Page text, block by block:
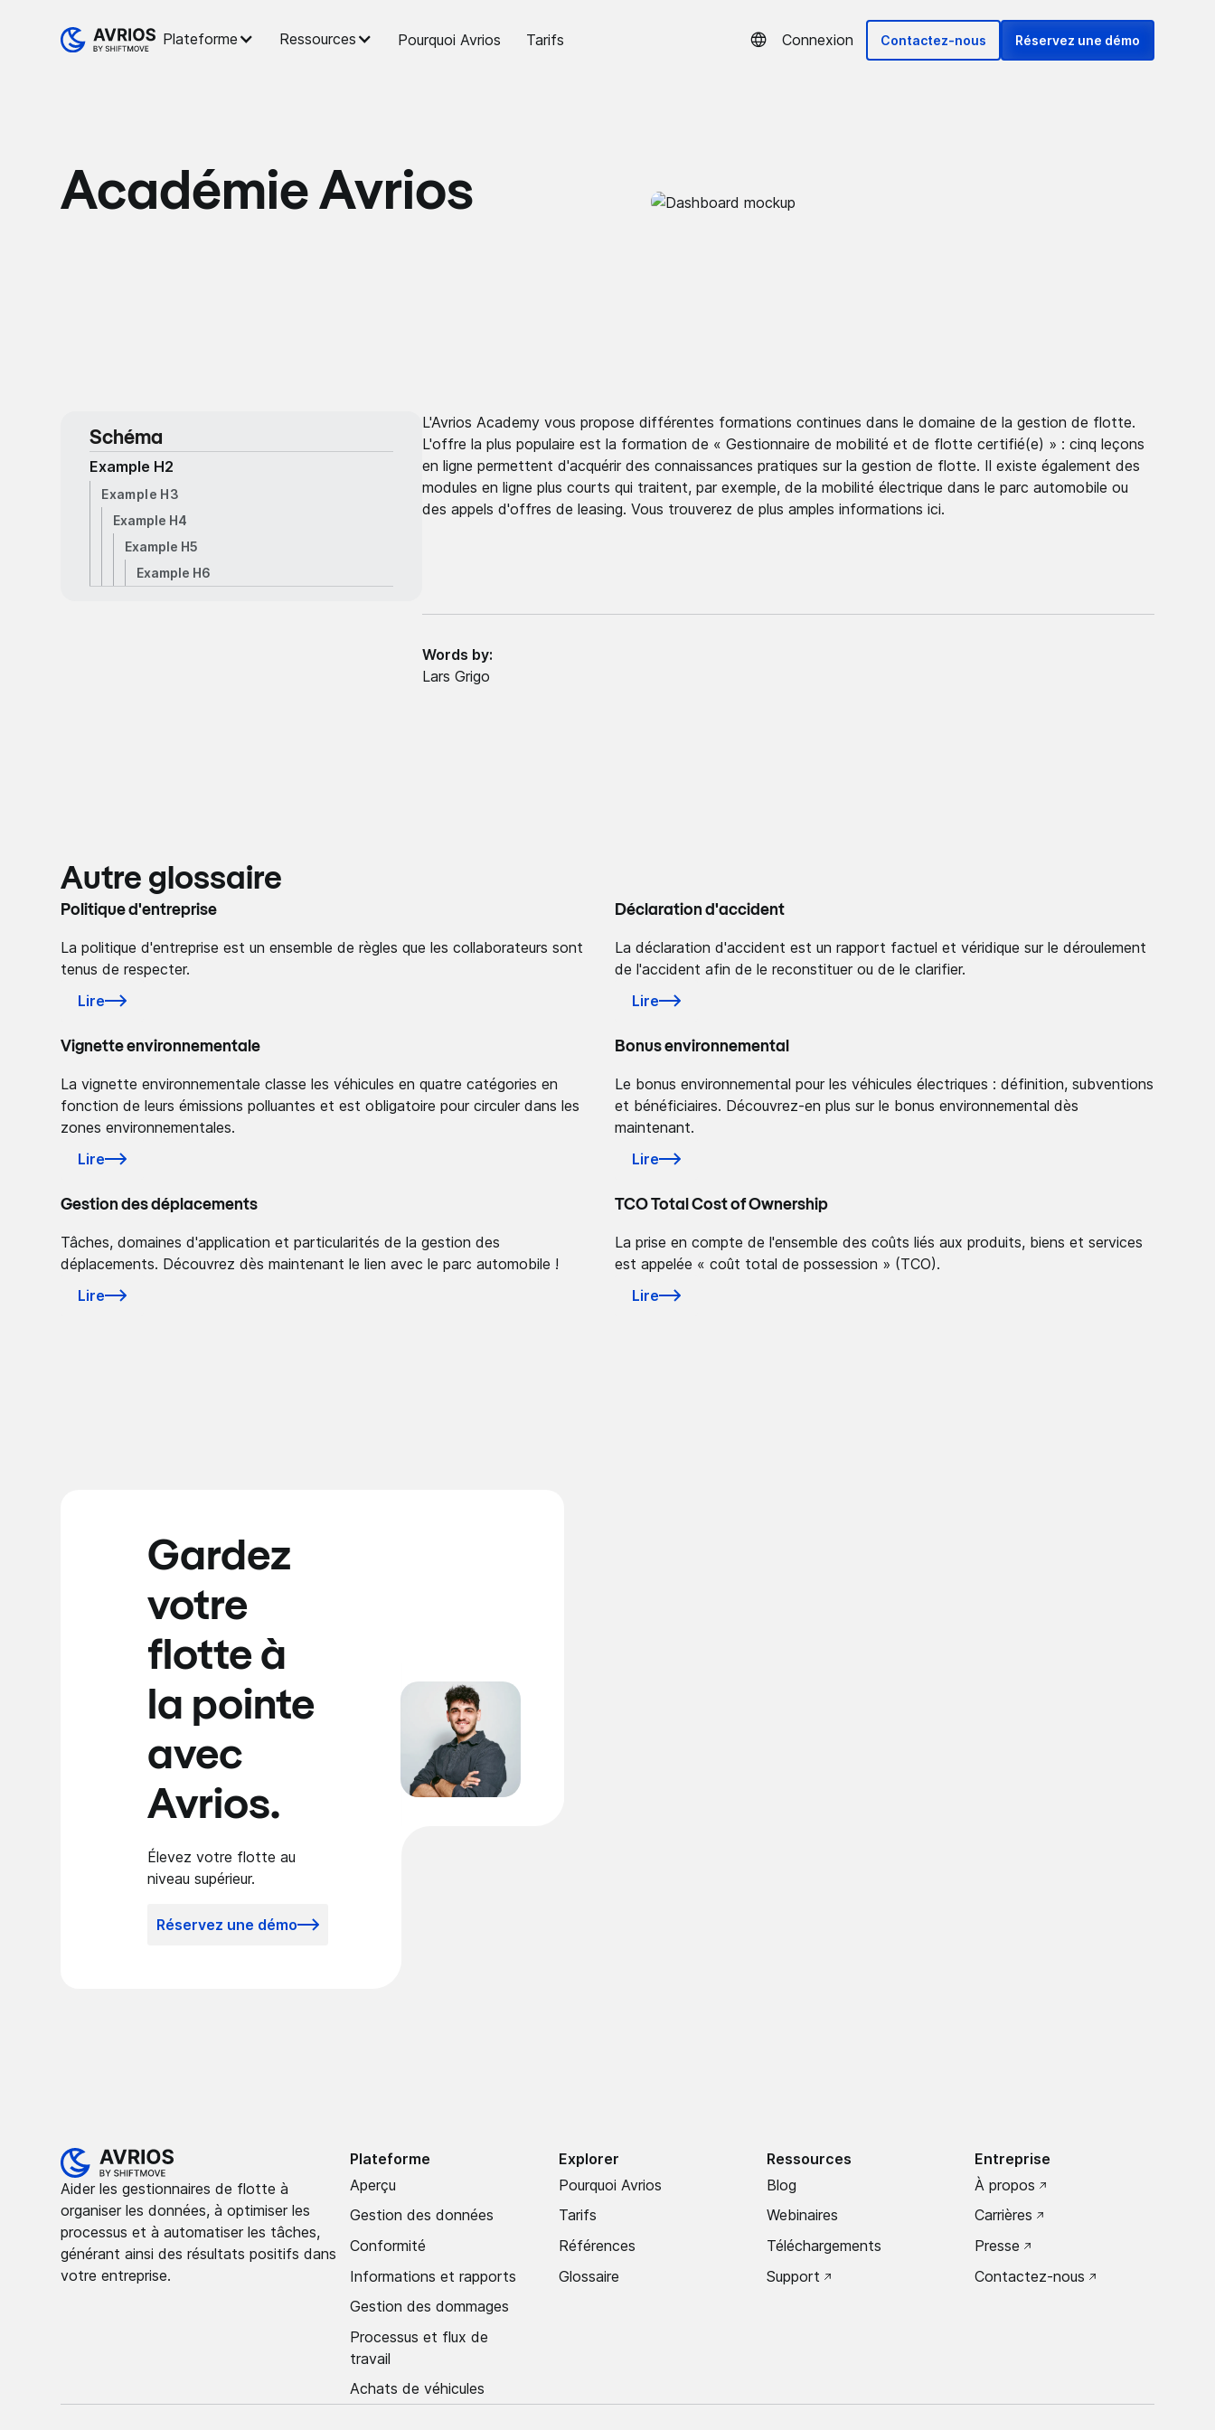
Plateforme Ressources Pourquoi Avrios Tarifs Connexion Contactez-nous Réservez une démo
Académie Avrios
Schéma
Example H2
Example H3
Example H4
Example H5
Example H6
L'Avrios Academy vous propose différentes formations continues dans le domaine de la gestion de flotte.
L'offre la plus populaire est la formation de « Gestionnaire de mobilité et de flotte certifié(e) » : cinq leçons
en ligne permettent d'acquérir des connaissances pratiques sur la gestion de flotte. Il existe également des
modules en ligne plus courts qui traitent, par exemple, de la mobilité électrique dans le parc automobile ou
des appels d'offres de leasing. Vous trouverez de plus amples informations ici.
Words by:
Lars Grigo
Autre glossaire
Politique d'entreprise
La politique d'entreprise est un ensemble de règles que les collaborateurs sont
tenus de respecter.
Lire
Déclaration d'accident
La déclaration d'accident est un rapport factuel et véridique sur le déroulement
de l'accident afin de le reconstituer ou de le clarifier.
Lire
Vignette environnementale
La vignette environnementale classe les véhicules en quatre catégories en
fonction de leurs émissions polluantes et est obligatoire pour circuler dans les
zones environnementales.
Lire
Bonus environnemental
Le bonus environnemental pour les véhicules électriques : définition, subventions
et bénéficiaires. Découvrez-en plus sur le bonus environnemental dès
maintenant.
Lire
Gestion des déplacements
Tâches, domaines d'application et particularités de la gestion des
déplacements. Découvrez dès maintenant le lien avec le parc automobile !
Lire
TCO Total Cost of Ownership
La prise en compte de l'ensemble des coûts liés aux produits, biens et services
est appelée « coût total de possession » (TCO).
Lire
Gardez
votre
flotte à
la pointe
avec
Avrios.
Élevez votre flotte au
niveau supérieur.
Réservez une démo
Aider les gestionnaires de flotte à
organiser les données, à optimiser les
processus et à automatiser les tâches,
générant ainsi des résultats positifs dans
votre entreprise.
Plateforme
Aperçu
Gestion des données
Conformité
Informations et rapports
Gestion des dommages
Processus et flux de
travail
Achats de véhicules
Explorer
Pourquoi Avrios
Tarifs
Références
Glossaire
Ressources
Blog
Webinaires
Téléchargements
Support
Entreprise
À propos
Carrières
Presse
Contactez-nous